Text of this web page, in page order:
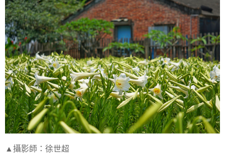
▲攝影師：徐世超